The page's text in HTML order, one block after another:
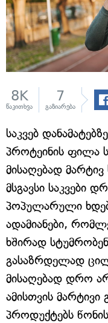
8K
წაკითხვა
7
გაზიარება
საკვებ
პროტეინის ფილა
მისაღებად
მსგავსი
პოპულარული
ადამიანები,
ხშირად
გასაზრდელად
მისაღებად დრო
ამისთვის მარტივი
პროდუქტებს